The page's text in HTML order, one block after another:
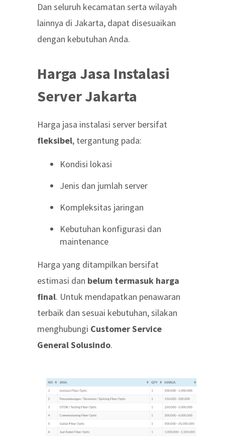
Dan seluruh kecamatan serta wilayah
lainnya di Jakarta, dapat disesuaikan
dengan kebutuhan Anda.
Harga Jasa Instalasi
Server Jakarta
Harga jasa instalasi server bersifat
fleksibel, tergantung pada:
Kondisi lokasi
Jenis dan jumlah server
Kompleksitas jaringan
Kebutuhan konfigurasi dan
maintenance
Harga yang ditampilkan bersifat
estimasi dan belum termasuk harga
final. Untuk mendapatkan penawaran
terbaik dan sesuai kebutuhan, silakan
menghubungi Customer Service
General Solusindo.